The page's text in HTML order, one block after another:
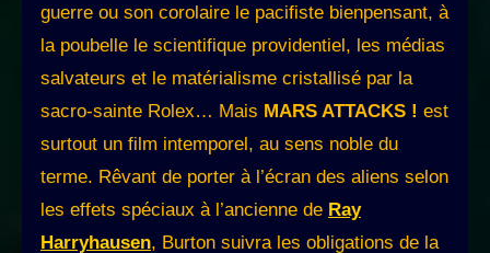
guerre ou son corolaire le pacifiste bienpensant, à
la poubelle le scientifique providentiel, les médias
salvateurs et le matérialisme cristallisé par la
sacro-sainte Rolex… Mais MARS ATTACKS ! est
surtout un film intemporel, au sens noble du
terme. Rêvant de porter à l’écran des aliens selon
les effets spéciaux à l’ancienne de Ray
Harryhausen, Burton suivra les obligations de la